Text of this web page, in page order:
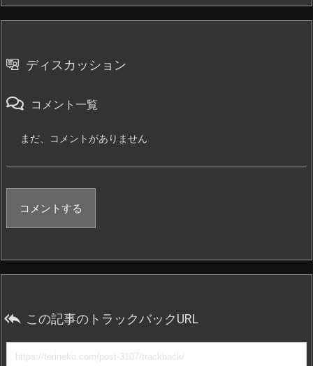
ディスカッション
コメント一覧
まだ、コメントがありません
コメントする
 この記事のトラックバックURL